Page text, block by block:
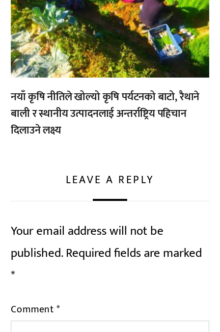
नयाँ कृषि नीतिले खोल्यो कृषि पर्यटनको बाटो, रैथाने
बाली र स्थानीय उत्पादनलाई अन्तर्राष्ट्रिय पहिचान
दिलाउने लक्ष्य
LEAVE A REPLY
Your email address will not be
published.Required fields are marked
*
Comment*